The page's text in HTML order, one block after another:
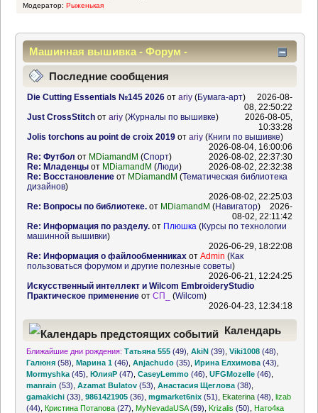
Модератор: Рыженькая
Машинная вышивка - Форум -
Информационный центр
Последние сообщения
Die Cutting Essentials №145 2026от ariy(Бумага-арт)
2026-08-
08, 22:50:22
Just CrossStitchот ariy(Журналы по вышивке)
2026-08-05,
10:33:28
Jolis torchons au point de croix 2019от ariy(Книги по вышивке)
2026-08-04, 16:00:06
Re: Футбол от MDiamandM (Спорт)
2026-08-02, 22:37:30
Re: Младенцыот MDiamandM (Люди)
2026-08-02, 22:32:38
Re: Восстановлениеот MDiamandM (Тематическая библиотека
дизайнов)
2026-08-02, 22:25:03
Re: Вопросы по библиотеке.от MDiamandM (Навигатор)
2026-
08-02, 22:11:42
Re: Информация по разделу.от Плюшка (Курсы по технологии
машинной вышивки)
2026-06-29, 18:22:08
Re: Информация о файлообменникахот Admin (Как
пользоваться форумом и другие полезные советы)
2026-06-21, 12:24:25
Искусственный интеллект и Wilcom EmbroideryStudio
Практическое применениеот СП_ (Wilcom)
2026-04-23, 12:34:18
Календарь
предстоящих событий
Ближайшие дни рождения: Татьяна 555 (49) ,AkiN (39) ,Viki1008 (48)
Галюня (58) ,Марина 1 (46) ,Anjachudo (35) ,Ирина Елхимова (43)
Mormyshka (45) ,ЮлияР (47) ,CaseyLemmo (46) ,UFGMozelle (46)
manrain (53) ,Azamat Bulatov (53) ,Анастасия Щеглова (38)
gamakichi (33) ,9861421905 (36) ,mgmarket6nix (51) Ekaterina (48) ,lizab
(44)
Кристина Потапова (27) MyNevadaUSA(59) Krizalis (50)
Нато4ка